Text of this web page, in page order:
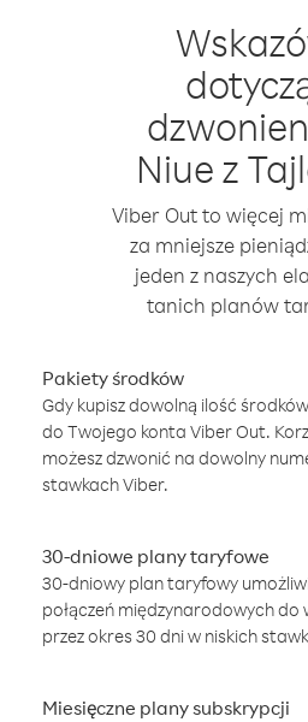
Niue z
Viber Out to więcej
za mniejsze
jeden z naszych
tanich planów
Pakiety środków
Gdy kupisz dowolną ilość
do Twojego konta Viber Out.
możesz dzwonić na dowolny
stawkach Viber.
30-dniowe plany taryfowe
30-dniowy plan taryfowy
połączeń międzynarodowych
przez okres 30 dni w niskich
Miesięczne plany subskrypcji